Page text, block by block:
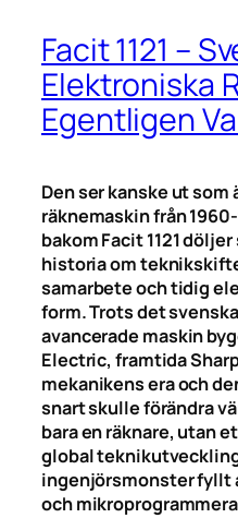
Facit 1121 –
Elektroniska
Egentligen
Den ser kanske ut som
räknemaskin från
bakom Facit 1121
historia om
samarbete och tidig
form. Trots det
avancerade maskin
Electric, framtida
mekanikens era och
snart skulle förändra
bara en räknare, utan
global
ingenjörsmonster fyllt
och